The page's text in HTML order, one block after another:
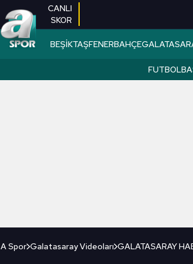
CANLI
SKOR
BEŞİKTAŞFENERBAHÇE
FUTBOL
A Spor Galatasaray Videoları GALATASARAY